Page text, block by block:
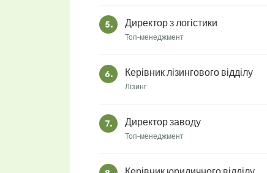
5. Директор з логістики
Топ-менеджмент
6. Керівник лізингового відділу
Лізинг
7. Директор заводу
Топ-менеджмент